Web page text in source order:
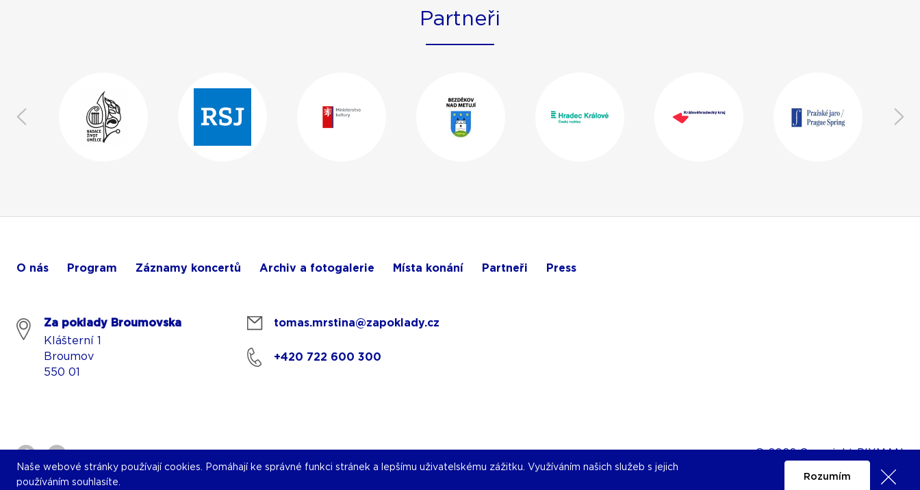
Partneři
O nás Program Záznamy koncertů Archiv a fotogalerie Místa konání Partneři Press
Za poklady Broumovska
Klášterní 1
Broumov
550 01
tomas.mrstina@zapoklady.cz
+420 722 600 300
© 2026 Copyright PIXMAN
Naše webové stránky používají cookies. Pomáhají ke správné funkci stránek a lepšímu uživatelskému zážitku. Využíváním našich služeb s jejich
používáním souhlasíte.
Rozumím